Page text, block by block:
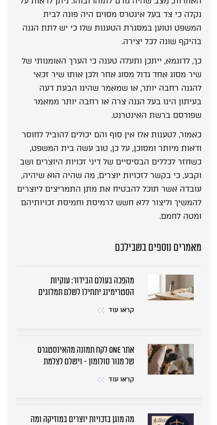
נקלה כי צד בעל אינטרס מסוים היה פונה לבית
המשפט וטוען במסגרת הטענות שלו כי יש לתת הגנה
בהיקף שונה לכל יצירה.
כך, לדוגמא, ייתכן ותעלה טענה כי הערך האומנותי של
שיר מסוג אחד גדול מסוג אחר ולכן אותו שיר זכאי
להגנה רחבה יותר, או שמאמר שהינו הבעת דעה
בעיתון הינו בעל הגנה צרה או רחבה יותר ממאמר
שפורסם ברשת האינטרנט.
כאמור, לטענות אלו אין סוף והם יכולים להוביל לחוסר
ודאות מיותר ומסוכן, על כן, טוב עשה בית המשפט,
כשחזר לכללים הבסיסיים של דיני זכויות היוצרים ושב
וקבע, כי בקשר לזכויות יוצרים, מה שהיה הוא שיהיה,
עובדה אשר תוכל להבטיח את מתן התמריצים ליוצרים
להמשיך וליצור ללא חשש לרמיסת וחמיסת זכויותיהם
ומטה לחמם.
מאמרים נוספים בשבילכם
מהפכה בעולם הבידור: ענקיות
הסטרימינג יתחילו לשלם תמלוגים
קראו עוד
אתר ONE לקח תמונה מהאינסטגרם
של מנור סולומון - וישלם לצלמת
קראו עוד
מה מוגן בזכויות יוצרים במוזיקה ומה